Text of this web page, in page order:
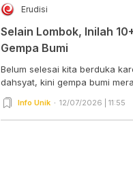
Erudisi
Selain Lombok, Inilah
Gempa Bumi
Belum selesai kita berduka
dahsyat, kini gempa bumi
Info Unik 12/07/2026 | 11:55